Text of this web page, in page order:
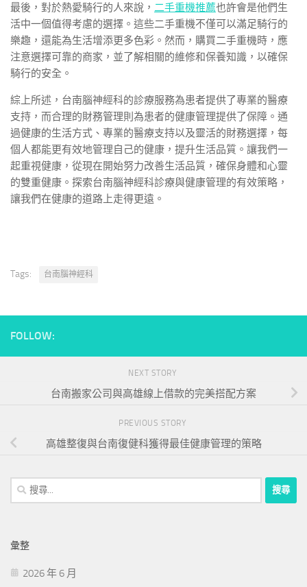
最後，對於熱愛騎行的人來說， 二手重機推薦也許會是他們生
活中一個值得考慮的選擇。這些二手重機不僅可以滿足騎行的
樂趣，還能為生活增添更多色彩。然而，購買二手重機時，應
注意選擇可靠的商家，並了解相關的維修和保養知識，以確保
騎行的安全。
綜上所述，台南腦神經科的診療服務為患者提供了專業的醫療
支持，而合理的財務管理則為患者的健康管理提供了保障。通
過健康的生活方式、專業的醫療支持以及靈活的財務選擇，每
個人都能更有效地管理自己的健康，提升生活品質。讓我們一
起重視健康，從現在開始努力改善生活品質，確保身體和心靈
的雙重健康。探索台南腦神經科診療與健康管理的有效策略，
讓我們在健康的道路上走得更遠。
Tags: 台南腦神經科
FOLLOW:
NEXT STORY
台南搬家公司與高雄線上借款的完美搭配方案
PREVIOUS STORY
高雄整復與台南復健科獲得最佳健康管理的策略
搜
尋
字:
彙整
2026 年 6 月